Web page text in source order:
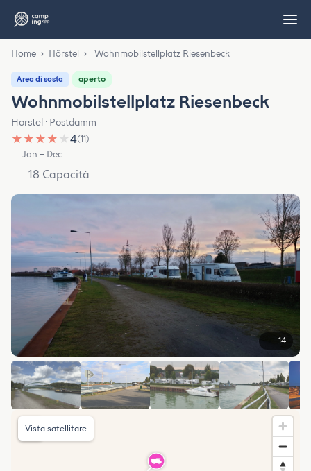
Home › Hörstel › Wohnmobilstellplatz Riesenbeck
Area di sosta aperto
Wohnmobilstellplatz Riesenbeck
Hörstel · Postdamm
★ ★ ★ ★ ★4(11)
Jan – Dec
18 Capacità
14
Vista satellitare